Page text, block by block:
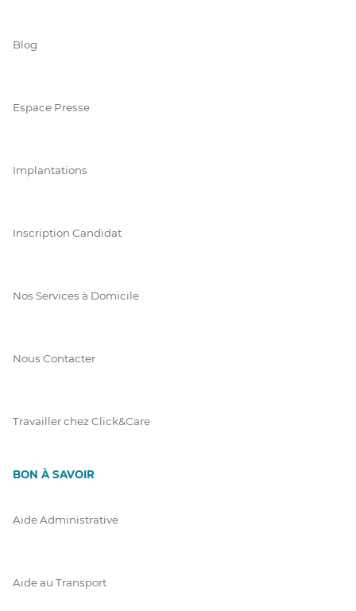
Blog
Espace Presse
Implantations
Inscription Candidat
Nos Services à Domicile
Nous Contacter
Travailler chez Click&Care
BON À SAVOIR
Aide Administrative
Aide au Transport